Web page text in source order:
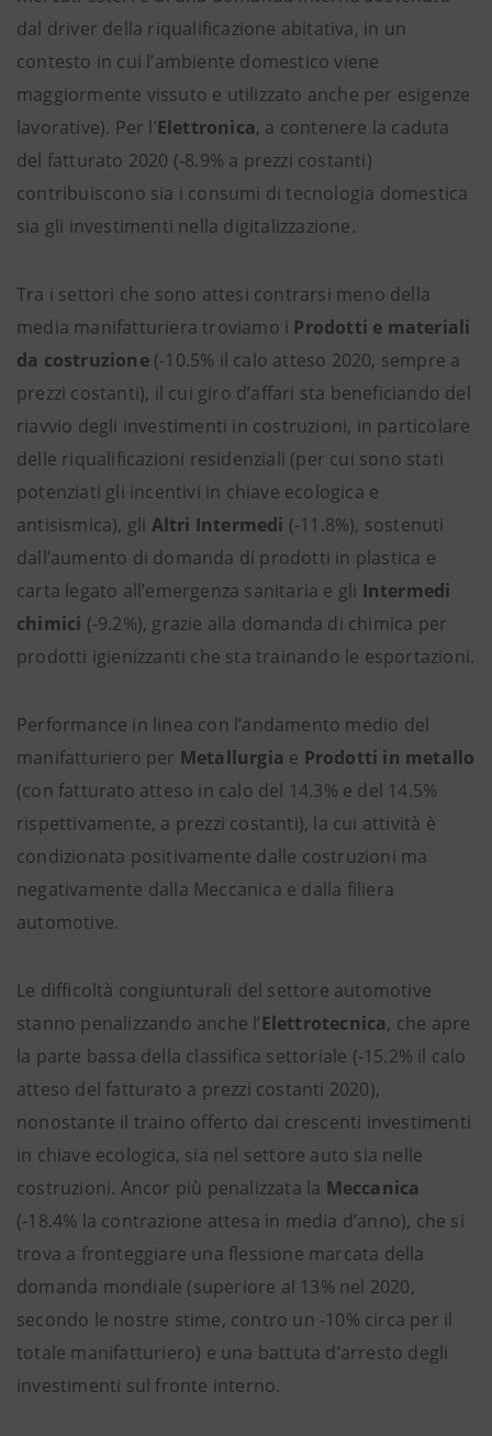
dal driver della riqualificazione abitativa, in un
contesto in cui l’ambiente domestico viene
maggiormente vissuto e utilizzato anche per esigenze
lavorative). Per l’Elettronica, a contenere la caduta
del fatturato 2020 (-8.9% a prezzi costanti)
contribuiscono sia i consumi di tecnologia domestica
sia gli investimenti nella digitalizzazione.
Tra i settori che sono attesi contrarsi meno della
media manifatturiera troviamo i Prodotti e materiali
da costruzione(-10.5% il calo atteso 2020, sempre a
prezzi costanti), il cui giro d’affari sta beneficiando del
riavvio degli investimenti in costruzioni, in particolare
delle riqualificazioni residenziali (per cui sono stati
potenziati gli incentivi in chiave ecologica e
antisismica), gli Altri Intermedi (-11.8%), sostenuti
dall’aumento di domanda di prodotti in plastica e
carta legato all’emergenza sanitaria e gli Intermedi
chimici (-9.2%), grazie alla domanda di chimica per
prodotti igienizzanti che sta trainando le esportazioni.
Performance in linea con l’andamento medio del
manifatturiero per Metallurgia e Prodotti in metallo
(con fatturato atteso in calo del 14.3% e del 14.5%
rispettivamente, a prezzi costanti), la cui attività è
condizionata positivamente dalle costruzioni ma
negativamente dalla Meccanica e dalla filiera
automotive.
Le difficoltà congiunturali del settore automotive
stanno penalizzando anche l’Elettrotecnica, che apre
la parte bassa della classifica settoriale (-15.2% il calo
atteso del fatturato a prezzi costanti 2020),
nonostante il traino offerto dai crescenti investimenti
in chiave ecologica, sia nel settore auto sia nelle
costruzioni. Ancor più penalizzata la Meccanica
(-18.4% la contrazione attesa in media d’anno), che si
trova a fronteggiare una flessione marcata della
domanda mondiale (superiore al 13% nel 2020,
secondo le nostre stime, contro un -10% circa per il
totale manifatturiero) e una battuta d’arresto degli
investimenti sul fronte interno.